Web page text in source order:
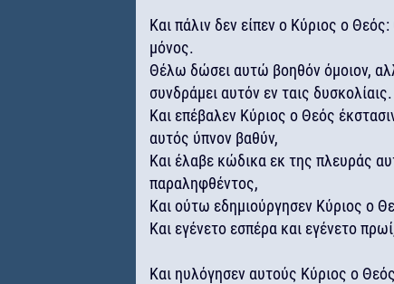
Και πάλιν δεν είπεν ο Κύριος ο
μόνος.
Θέλω δώσει αυτώ βοηθόν όμοιον,
συνδράμει αυτόν εν ταις δυσκολίαις.
Και επέβαλεν Κύριος ο Θεός
αυτός ύπνον βαθύν,
Και έλαβε κώδικα εκ της πλευράς
παραληφθέντος,
Και ούτω εδημιούργησεν Κύριος ο
Και εγένετο εσπέρα και εγένετο
Και ηυλόγησεν αυτούς Κύριος ο